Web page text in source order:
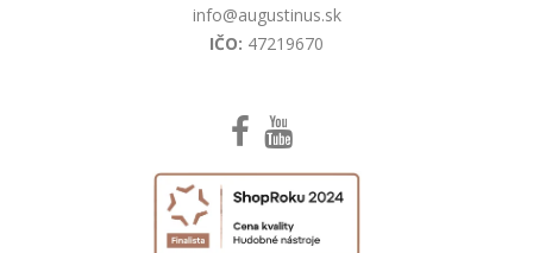
info@augustinus.sk
IČO: 47219670